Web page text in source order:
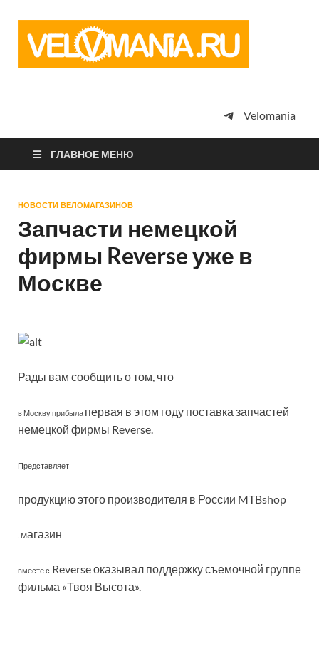
просто
Velomania
ГЛАВНОЕ МЕНЮ
НОВОСТИ ВЕЛОМАГАЗИНОВ
Запчасти немецкой
фирмы Reverse уже в
Москве
Рады вам сообщить о том, что
в Москву прибыла первая в этом году поставка запчастей
немецкой фирмы Reverse.
Представляет
продукцию этого производителя в России MTBshop
. Магазин
вместе с Reverse оказывал поддержку съемочной группе
фильма «Твоя Высота».